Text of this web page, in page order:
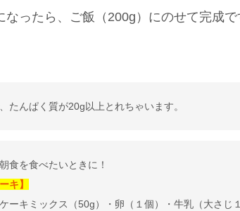
なったら、ご飯（200g）にのせて完成で
たんぱく質が20g以上とれちゃいます。
食を食べたいときに！
キ】
ーキミックス（50g）・卵（１個）・牛乳（大さじ